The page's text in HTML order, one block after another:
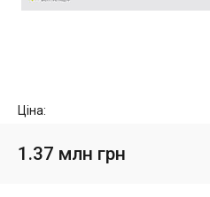
Ціна:
1.37 млн грн